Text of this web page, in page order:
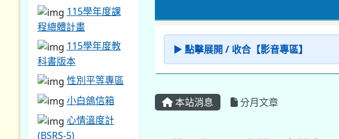
▶ 點擊展開 / 收合【影音專區】
本站消息 分月文章
115學年度課
程總體計畫
115學年度教
科書版本
性別平等專區
小白鴿信箱
心情溫度計
(BSRS-5)